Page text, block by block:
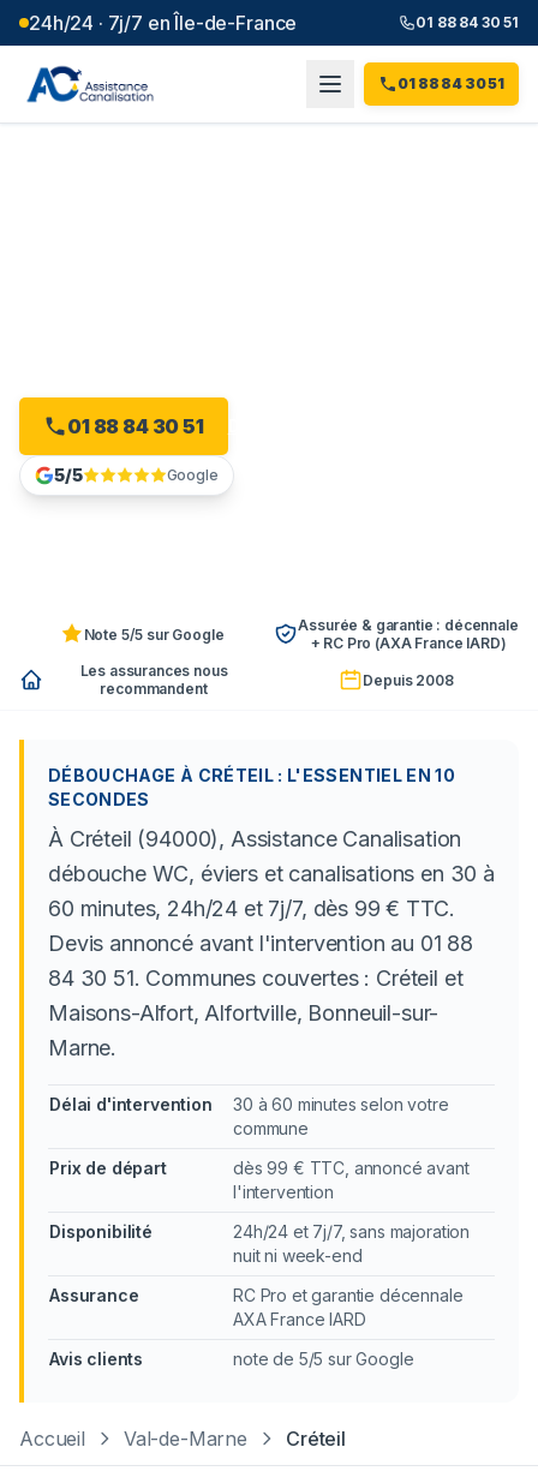
24h/24 · 7j/7 en Île-de-France 01 88 84 30 51
01 88 84 30 51
01 88 84 30 51
5/5 Google
Note 5/5 sur Google
Assurée & garantie : décennale
+ RC Pro (AXA France IARD)
Les assurances nous
recommandent
Depuis 2008
DÉBOUCHAGE À CRÉTEIL : L'ESSENTIEL EN 10
SECONDES
À Créteil (94000), Assistance Canalisation
débouche WC, éviers et canalisations en 30 à
60 minutes, 24h/24 et 7j/7, dès 99 € TTC.
Devis annoncé avant l'intervention au 01 88
84 30 51. Communes couvertes : Créteil et
Maisons-Alfort, Alfortville, Bonneuil-sur-
Marne.
Délai d'intervention
30 à 60 minutes selon votre
commune
Prix de départ
dès 99 € TTC, annoncé avant
l'intervention
Disponibilité
24h/24 et 7j/7, sans majoration
nuit ni week-end
Assurance
RC Pro et garantie décennale
AXA France IARD
Avis clients
note de 5/5 sur Google
Accueil Val-de-Marne Créteil